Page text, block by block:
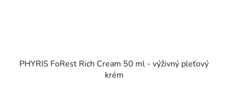
PHYRIS FoRest Rich Cream 50 ml - výživný pleťový
krém